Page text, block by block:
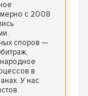
с 2008
споров —
в
У нас